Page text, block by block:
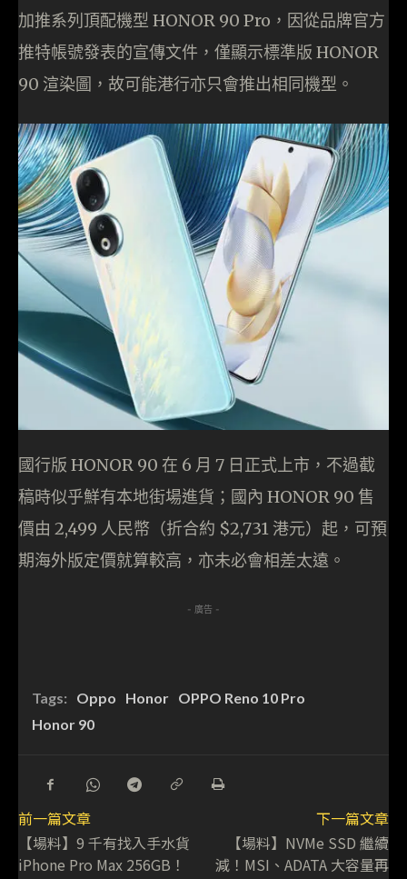
加推系列頂配機型 HONOR 90 Pro，因從品牌官方
推特帳號發表的宣傳文件，僅顯示標準版 HONOR
90 渲染圖，故可能港行亦只會推出相同機型。
國行版 HONOR 90 在 6 月 7 日正式上市，不過截
稿時似乎鮮有本地街場進貨；國內 HONOR 90 售
價由 2,499 人民幣（折合約 $2,731 港元）起，可預
期海外版定價就算較高，亦未必會相差太遠。
- 廣告 -
Tags: Oppo Honor OPPO Reno 10 Pro
Honor 90
前一篇文章
【場料】9 千有找入手水貨
iPhone Pro Max 256GB！
下一篇文章
【場料】NVMe SSD 繼續
減！MSI、ADATA 大容量再